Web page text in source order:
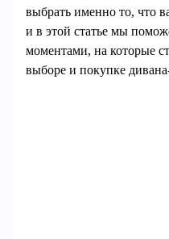
выбрать именно то, что
и в этой статье мы
моментами, на которые
выборе и покупке